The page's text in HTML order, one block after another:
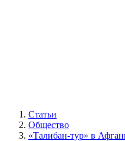
Статьи
Общество
«Талибан-тур» в